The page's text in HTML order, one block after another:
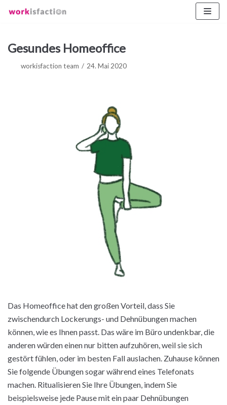
Zum
Gesundes Homeoffice
workisfaction team 24. Mai 2020
Das Homeoffice hat den großen Vorteil, dass Sie
zwischendurch Lockerungs- und Dehnübungen machen
können, wie es Ihnen passt. Das wäre im Büro undenkbar, die
anderen würden einen nur bitten aufzuhören, weil sie sich
gestört fühlen, oder im besten Fall auslachen. Zuhause können
Sie folgende Übungen sogar während eines Telefonats
machen. Ritualisieren Sie Ihre Übungen, indem Sie
beispielsweise jede Pause mit ein paar Dehnübungen